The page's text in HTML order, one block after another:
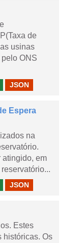
de
usinas
ONS
JSON
Espera
na
atingido, em
JSON
Estes
históricas. Os